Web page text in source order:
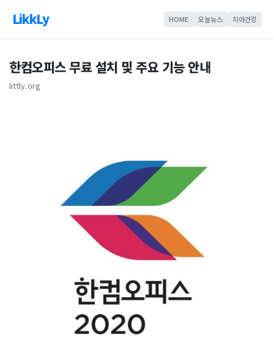
LikkLy HOME 오늘뉴스 치아건강
한컴오피스 무료 설치 및 주요 기능 안내
littly.org